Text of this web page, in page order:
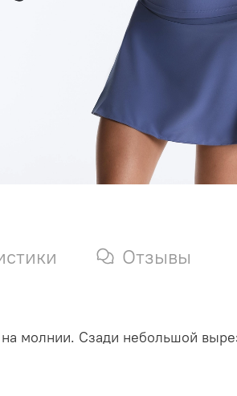
Отзывы
молнии. Сзади небольшой